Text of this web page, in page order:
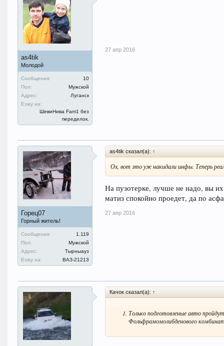
as4tik
Молодой
Сообщения:
10
Пол:
Мужской
Адрес:
Луганск
Езжу на:
ШевиНива Fam1 без
переделок.
27 апр 2016
Горец07
Горный житель!
Сообщения:
1.119
Пол:
Мужской
Адрес:
Тырныауз
Езжу на:
ВАЗ-21213
as4tik сказал(а): ↑
Ох, вот это уж накидали инфы. Теперь
На пузотерке, лучше не надо, вы
матиз спокойно проедет, да по
27 апр 2016
Качок сказал(а): ↑
Только подготовленые авто
Фольфрамомолибденового